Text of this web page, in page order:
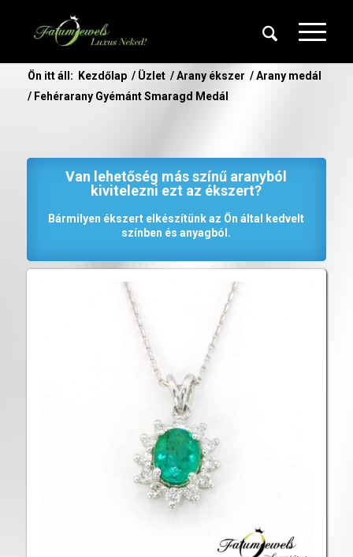
Ön itt áll: Kezdőlap / Üzlet / Arany ékszer / Arany medál
/ Fehérarany Gyémánt Smaragd Medál
Van lehetőség más színű aranyból
kivitelezni ezt az ékszert?
Bármilyen ékszert elkészítünk az Ön által kedvelt
színben és anyagból.